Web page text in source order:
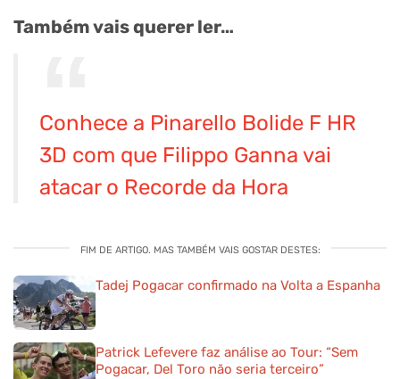
Também vais querer ler…
Conhece a Pinarello Bolide F HR
3D com que Filippo Ganna vai
atacar o Recorde da Hora
FIM DE ARTIGO. MAS TAMBÉM VAIS GOSTAR DESTES:
Tadej Pogacar confirmado na Volta a Espanha
Patrick Lefevere faz análise ao Tour: “Sem
Pogacar, Del Toro não seria terceiro”